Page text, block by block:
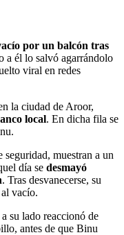
por un balcón tras
a él lo salvó agarrándolo
viral en redes
la ciudad de Aroor,
local. En dicha fila se
seguridad, muestran a un
día se desmayó
. Tras desvanecerse, su
vacío.
su lado reaccionó de
antes de que Binu